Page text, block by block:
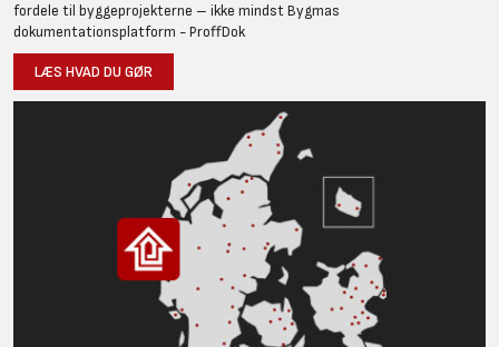
fordele til byggeprojekterne – ikke mindst Bygmas
dokumentationsplatform - ProffDok
LÆS HVAD DU GØR